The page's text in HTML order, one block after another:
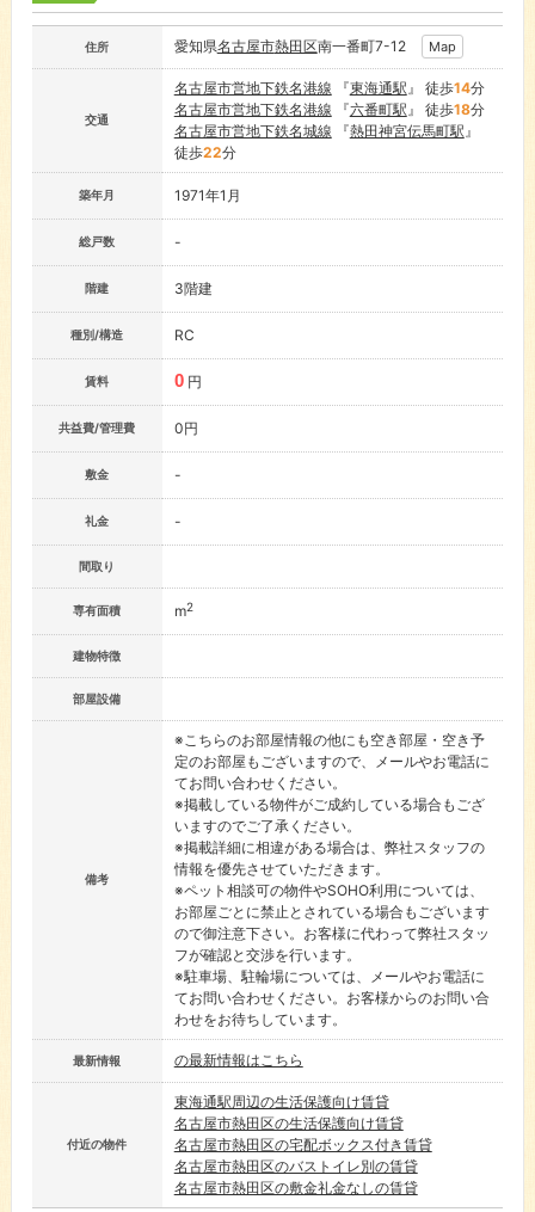
住所 愛知県名古屋市熱田区南一番町7-12 Map
交通
名古屋市営地下鉄名港線 『東海通駅』 徒歩14分
名古屋市営地下鉄名港線 『六番町駅』 徒歩18分
名古屋市営地下鉄名城線 『熱田神宮伝馬町駅』
徒歩22分
築年月 1971年1月
総戸数 -
階建 3階建
種別/構造 RC
賃料 0 円
共益費/管理費 0円
敷金 -
礼金 -
間取り
専有面積 m2
建物特徴
部屋設備
備考
※こちらのお部屋情報の他にも空き部屋・空き予
定のお部屋もございますので、メールやお電話に
てお問い合わせください。
※掲載している物件がご成約している場合もござ
いますのでご了承ください。
※掲載詳細に相違がある場合は、弊社スタッフの
情報を優先させていただきます。
※ペット相談可の物件やSOHO利用については、
お部屋ごとに禁止とされている場合もございます
ので御注意下さい。お客様に代わって弊社スタッ
フが確認と交渉を行います。
※駐車場、駐輪場については、メールやお電話に
てお問い合わせください。お客様からのお問い合
わせをお待ちしています。
最新情報 の最新情報はこちら
付近の物件
東海通駅周辺の生活保護向け賃貸
名古屋市熱田区の生活保護向け賃貸
名古屋市熱田区の宅配ボックス付き賃貸
名古屋市熱田区のバストイレ別の賃貸
名古屋市熱田区の敷金礼金なしの賃貸